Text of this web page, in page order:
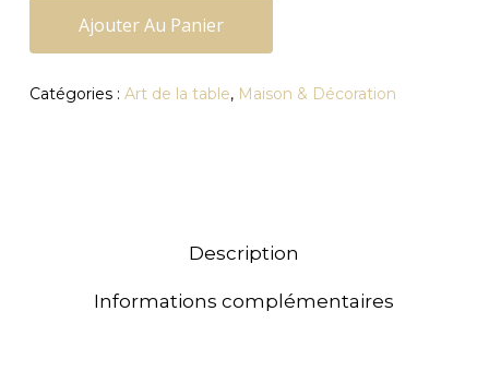
Ajouter Au Panier
Catégories : Art de la table, Maison & Décoration
Description
Informations complémentaires